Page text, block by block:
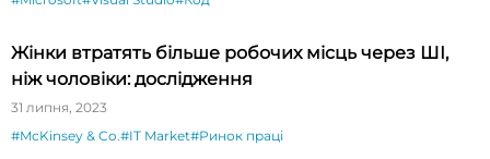
Жінки втратять більше робочих місць через ШІ,
ніж чоловіки: дослідження
31 липня, 2023
#McKinsey & Co.#IT Market#Ринок праці